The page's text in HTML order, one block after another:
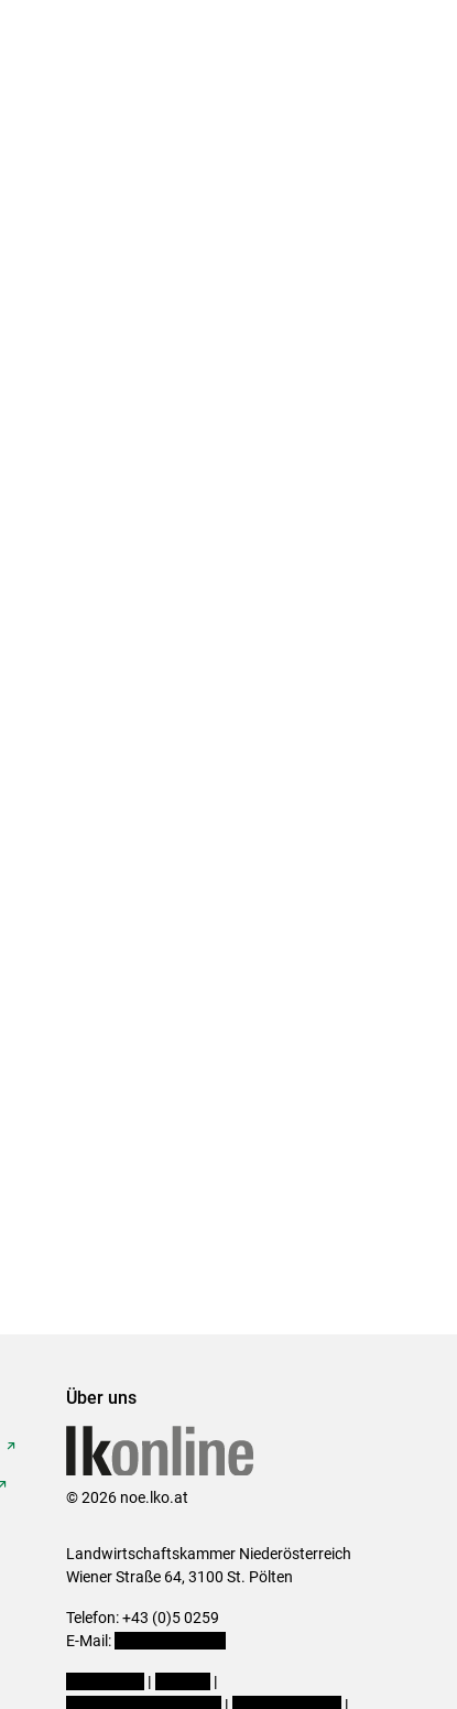
Über uns
© 2026 noe.lko.at
Landwirtschaftskammer Niederösterreich
Wiener Straße 64, 3100 St. Pölten
Telefon: +43 (0)5 0259
E-Mail:
|
|
| |